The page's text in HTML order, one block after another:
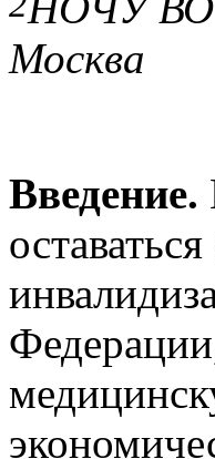
Москва
Введение.